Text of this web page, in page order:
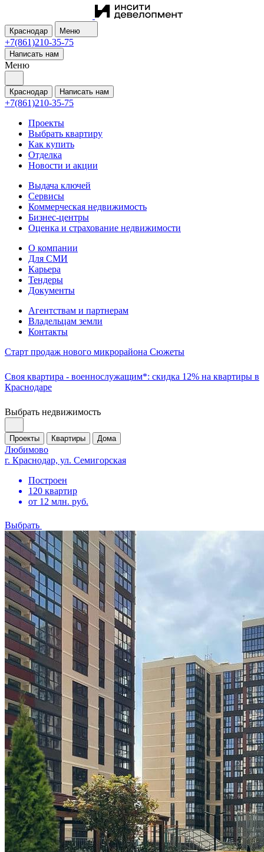
Краснодар Меню
+7(861)210-35-75
Написать нам
Меню
Краснодар Написать нам
+7(861)210-35-75
Проекты
Выбрать квартиру
Как купить
Отделка
Новости и акции
Выдача ключей
Сервисы
Коммерческая недвижимость
Бизнес-центры
Оценка и страхование недвижимости
О компании
Для СМИ
Карьера
Тендеры
Документы
Агентствам и партнерам
Владельцам земли
Контакты
Старт продаж нового микрорайона Сюжеты
Своя квартира - военнослужащим*: скидка 12% на квартиры в
Краснодаре
Выбрать недвижимость
Проекты Квартиры Дома
Любимово
г. Краснодар, ул. Семигорская
Построен
120 квартир
от 12 млн. руб.
Выбрать